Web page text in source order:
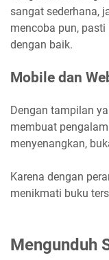
sangat sederhana,
mencoba pun,
dengan baik.
Mobile dan
Dengan tampilan
membuat
menyenangkan,
Karena dengan
menikmati buku
Mengunduh